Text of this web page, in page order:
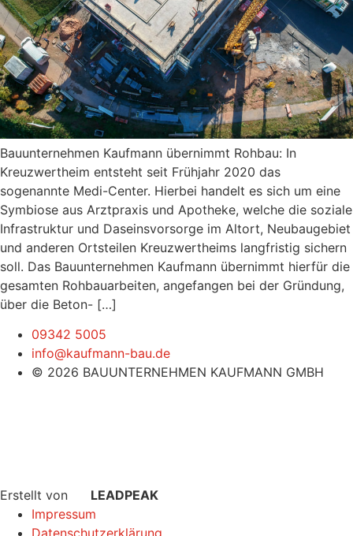
Bauunternehmen Kaufmann übernimmt Rohbau: In
Kreuzwertheim entsteht seit Frühjahr 2020 das
sogenannte Medi-Center. Hierbei handelt es sich um eine
Symbiose aus Arztpraxis und Apotheke, welche die soziale
Infrastruktur und Daseinsvorsorge im Altort, Neubaugebiet
und anderen Ortsteilen Kreuzwertheims langfristig sichern
soll. Das Bauunternehmen Kaufmann übernimmt hierfür die
gesamten Rohbauarbeiten, angefangen bei der Gründung,
über die Beton- […]
09342 5005
info@kaufmann-bau.de
© 2026 BAUUNTERNEHMEN KAUFMANN GMBH
Erstellt von
LEADPEAK
Impressum